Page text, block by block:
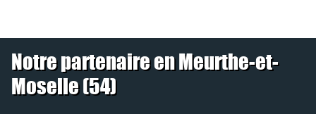
Notre partenaire en Meurthe-et-
Moselle (54)